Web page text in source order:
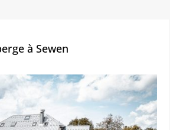
à Sewen